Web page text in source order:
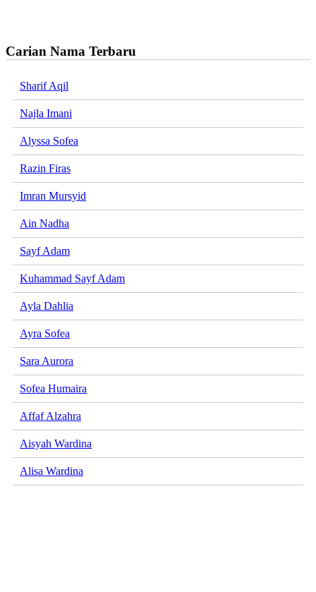
Carian Nama Terbaru
Sharif Aqil
Najla Imani
Alyssa Sofea
Razin Firas
Imran Mursyid
Ain Nadha
Sayf Adam
Kuhammad Sayf Adam
Ayla Dahlia
Ayra Sofea
Sara Aurora
Sofea Humaira
Affaf Alzahra
Aisyah Wardina
Alisa Wardina